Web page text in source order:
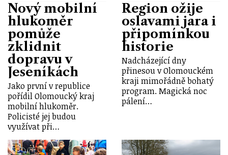
Nový mobilní
hlukoměr
pomůže
zklidnit
dopravu v
Jeseníkách
Jako první v republice
pořídil Olomoucký kraj
mobilní hlukoměr.
Policisté jej budou
využívat při…
Region ožije
oslavami jara i
připomínkou
historie
Nadcházející dny
přinesou v Olomouckém
kraji mimořádně bohatý
program. Magická noc
pálení…